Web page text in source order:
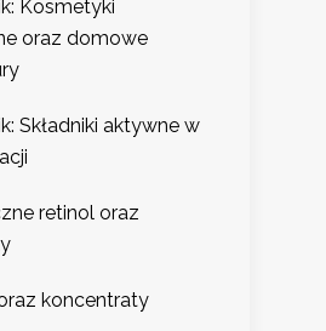
Kosmetyki
oraz domowe
Składniki aktywne w
retinol oraz
koncentraty